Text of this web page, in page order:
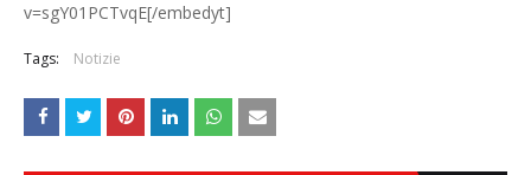
v=sgY01PCTvqE[/embedyt]
Tags: Notizie